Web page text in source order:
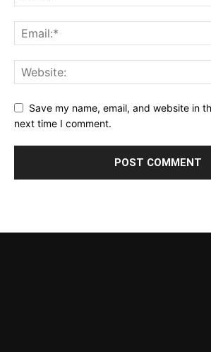
Save my name, email, and website in
next time I comment.